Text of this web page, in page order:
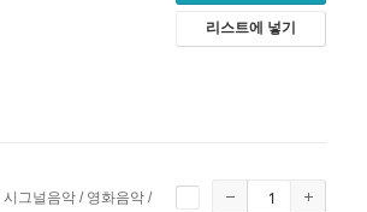
리스트에 넣기
시그널음악 / 영화음악 /